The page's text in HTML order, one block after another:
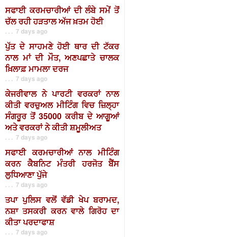
ਸਫਾਈ ਕਰਮਚਾਰੀਆਂ ਦੀ ਲੰਬੇ ਸਮੇਂ ਤੋਂ
ਚੱਲ ਰਹੀ ਹੜਤਾਲ ਅੱਜ ਖ਼ਤਮ ਹੋਈ
. . . 7 days ago
ਪੁੱਤ ਦੇ ਸਾਹਮਣੇ ਹੋਈ ਥਾਰ ਦੀ ਟੱਕਰ
ਨਾਲ ਮਾਂ ਦੀ ਮੌਤ, ਅਣਪਛਾਤੇ ਚਾਲਕ
ਖ਼ਿਲਾਫ਼ ਮਾਮਲਾ ਦਰਜ
. . . 7 days ago
ਕੇਜਰੀਵਾਲ ਨੇ ਪਾਰਟੀ ਵਰਕਰਾਂ ਨਾਲ
ਕੀਤੀ ਵਰਚੁਅਲ ਮੀਟਿੰਗ ਵਿਚ ਜ਼ਿਲ੍ਹਾ
ਸੰਗਰੂਰ ਤੋਂ 35000 ਕਰੀਬ ਦੇ ਆਗੂਆਂ
ਅਤੇ ਵਰਕਰਾਂ ਨੇ ਕੀਤੀ ਸ਼ਮੂਲੀਅਤ
. . . 7 days ago
ਸਫਾਈ ਕਰਮਚਾਰੀਆਂ ਨਾਲ ਮੀਟਿੰਗ
ਕਰਨ ਕੈਬਨਿਟ ਮੰਤਰੀ ਹਰਜੋਤ ਬੈਂਸ
ਲੁਧਿਆਣਾ ਪੁੱਜੇ
. . . 7 days ago
ਤਪਾ ਪੁਲਿਸ ਵਲੋਂ ਵੱਡੀ ਖੇਪ ਬਰਾਮਦ,
ਨਸ਼ਾ ਤਸਕਰੀ ਕਰਨ ਵਾਲੇ ਗਿਰੋਹ ਦਾ
ਕੀਤਾ ਪਰਦਾਫਾਸ਼
. . . 7 days ago